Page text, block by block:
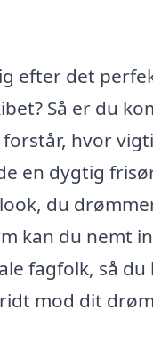
efter det
Så er du
forstår, hvor
en dygtig
du
kan du nemt
fagfolk, så du
mod dit